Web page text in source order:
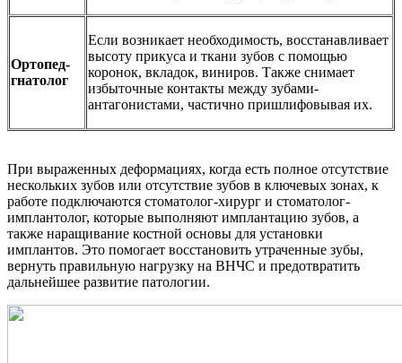
Ортопед-
гнатолог
Если возникает необходимость, восстанавливает
высоту прикуса и ткани зубов с помощью
коронок, вкладок, виниров. Также снимает
избыточные контакты между зубами-
антагонистами, частично пришлифовывая их.
При выраженных деформациях, когда есть полное отсутствие
нескольких зубов или отсутствие зубов в ключевых зонах, к
работе подключаются стоматолог-хирург и стоматолог-
имплантолог, которые выполняют имплантацию зубов, а
также наращивание костной основы для установки
имплантов. Это помогает восстановить утраченные зубы,
вернуть правильную нагрузку на ВНЧС и предотвратить
дальнейшее развитие патологии.